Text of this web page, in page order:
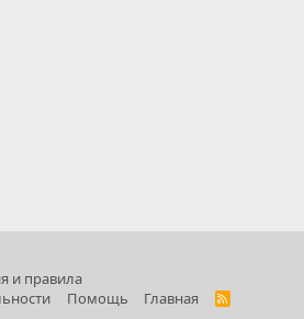
и правила
Помощь Главная
R